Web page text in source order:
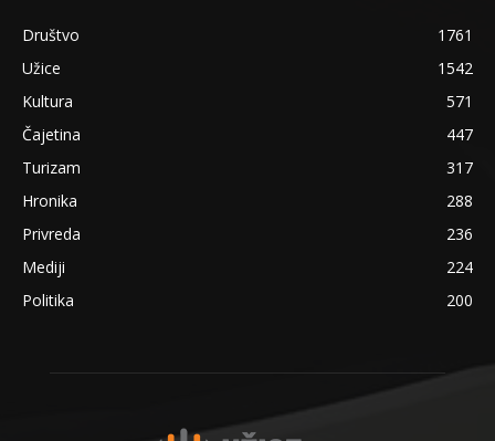
Društvo
1761
Užice
1542
Kultura
571
Čajetina
447
Turizam
317
Hronika
288
Privreda
236
Mediji
224
Politika
200